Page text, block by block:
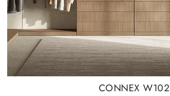
CONNEX W102